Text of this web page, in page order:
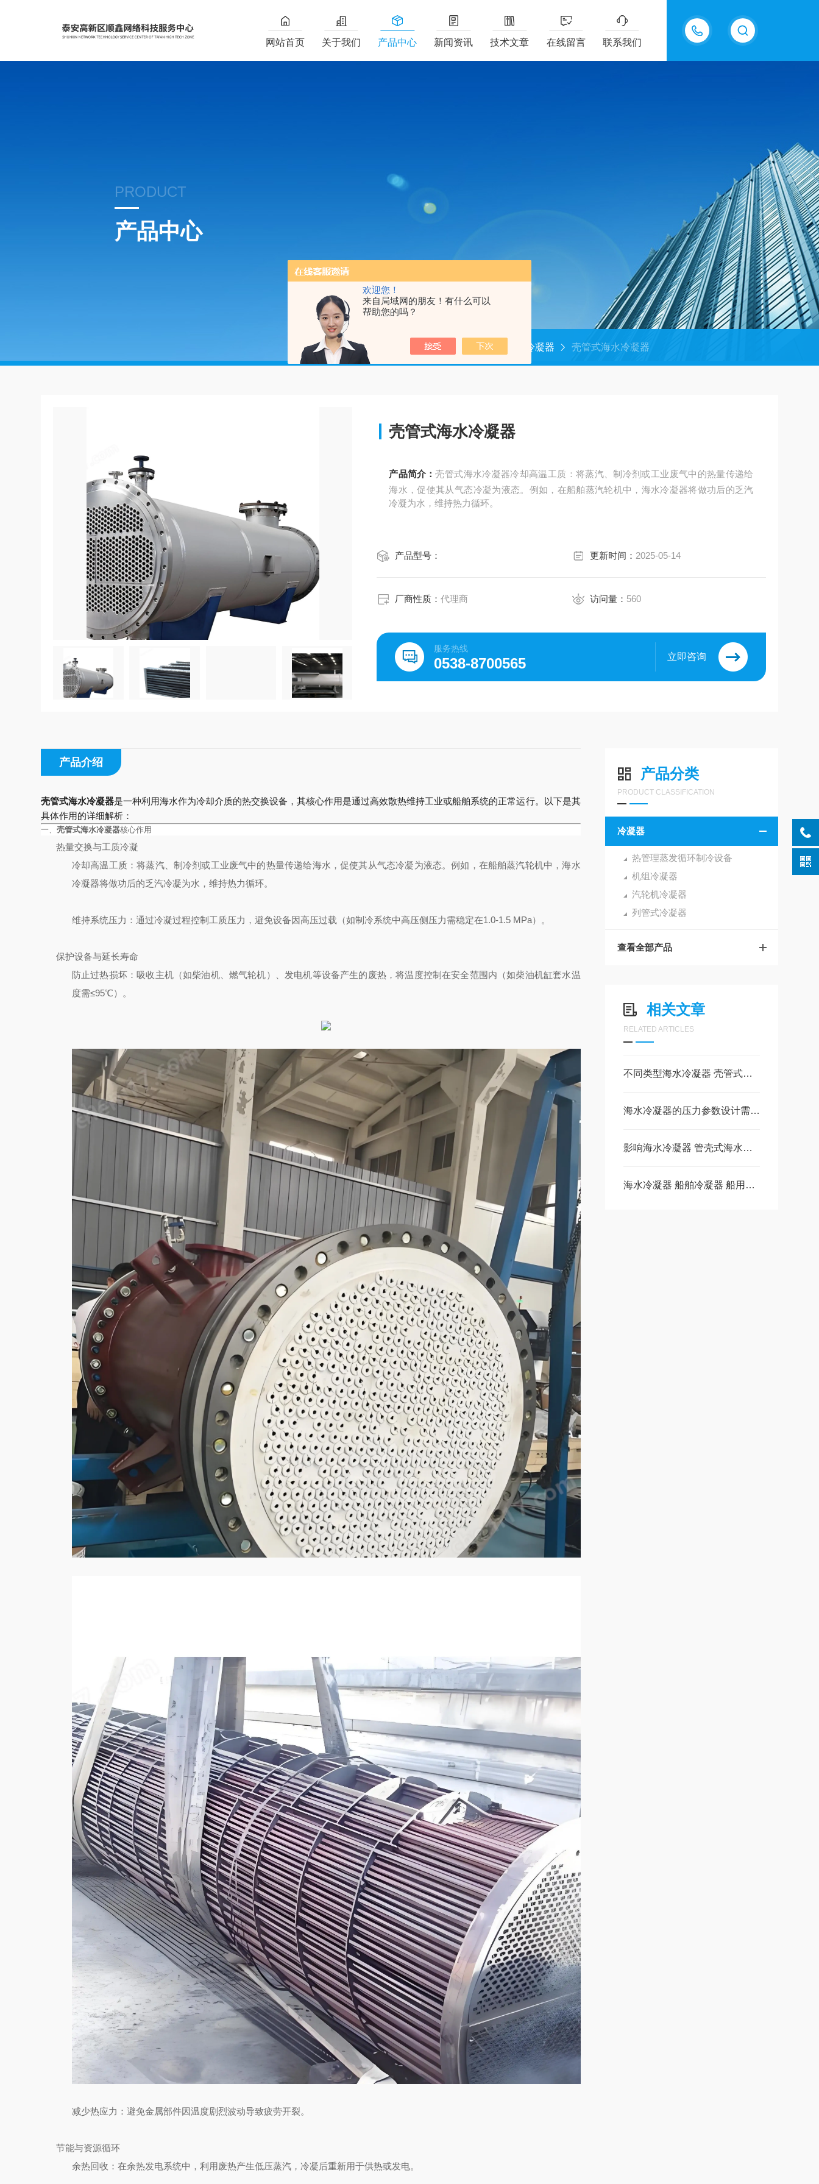
欢迎您！
来自局域网的朋友！有什么可以
帮助您的吗？
18605483306
网站首页 关于我们 产品中心 新闻资讯 技术文章 在线留言 联系我们
PRODUCT
产品中心
首页 产品中心 冷凝器 壳管式海水冷凝器
壳管式海水冷凝器
产品简介：壳管式海水冷凝器冷却高温工质：将蒸汽、制冷剂或工业废气中的热量传递给
海水，促使其从气态冷凝为液态。例如，在船舶蒸汽轮机中，海水冷凝器将做功后的乏汽
冷凝为水，维持热力循环。
产品型号： 更新时间： 2025-05-14
厂商性质：代理商 访问量： 560
服务热线
0538-8700565 立即咨询
产品分类
PRODUCT CLASSIFICATION
冷凝器
热管理蒸发循环制冷设备
机组冷凝器
汽轮机冷凝器
列管式冷凝器
查看全部产品
相关文章
RELATED ARTICLES
不同类型海水冷凝器 壳管式冷凝器的压力参数设计要点
海水冷凝器的压力参数设计需要考虑哪些因素
影响海水冷凝器 管壳式海水蒸发器性能的因素
海水冷凝器 船舶冷凝器 船用冷凝器的原理是什么
产品介绍
壳管式海水冷凝器是一种利用海水作为冷却介质的热交换设备，其核心作用是通过高效散热维持工业或船舶系统的正常运行。以下是其
具体作用的详细解析：
一、壳管式海水冷凝器核心作用
热量交换与工质冷凝
冷却高温工质：将蒸汽、制冷剂或工业废气中的热量传递给海水，促使其从气态冷凝为液态。例如，在船舶蒸汽轮机中，海水
冷凝器将做功后的乏汽冷凝为水，维持热力循环。
维持系统压力 ：通过冷凝过程控制工质压力，避免设备因高压过载（如制冷系统中高压侧压力需稳定在1.0-1.5 MPa）。
保护设备与延长寿命
防止过热损坏：吸收主机（如柴油机、燃气轮机）、发电机等设备产生的废热，将温度控制在安全范围内（如柴油机缸套水温
度需≤95℃）。
减少热应力 ：避免金属部件因温度剧烈波动导致疲劳开裂。
节能与资源循环
余热回收 ：在余热发电系统中，利用废热产生低压蒸汽，冷凝后重新用于供热或发电。